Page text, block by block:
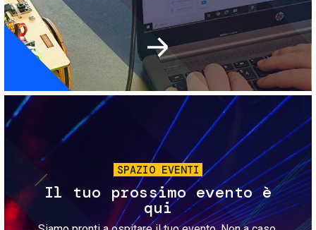
Immagine
SPAZIO EVENTI
Il tuo prossimo evento è
qui